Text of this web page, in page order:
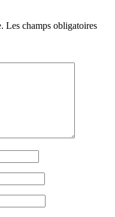
Les champs obligatoires